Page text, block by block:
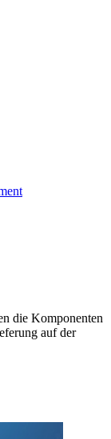
die Komponenten
auf der